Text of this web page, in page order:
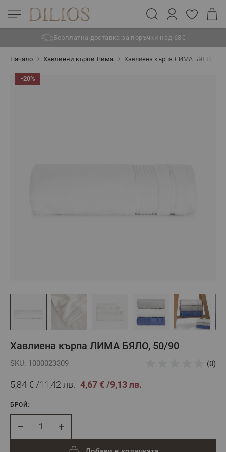
Безплатна доставка за поръчки над 68€
Начало Хавлиени кърпи Лима Хавлиена кърпа ЛИМА БЯЛО, 50/
-20%
Хавлиена кърпа ЛИМА БЯЛО, 50/90
SKU: 1000023309 (0)
5,84 € 11,42 лв. 4,67 € 9,13 лв.
БРОЙ: